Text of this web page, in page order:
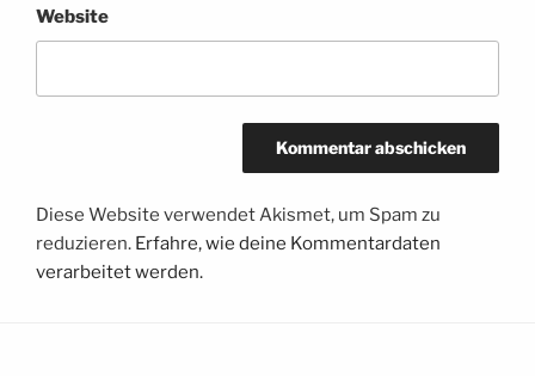
Website
Diese Website verwendet Akismet, um Spam zu
reduzieren. Erfahre, wie deine Kommentardaten
verarbeitet werden.